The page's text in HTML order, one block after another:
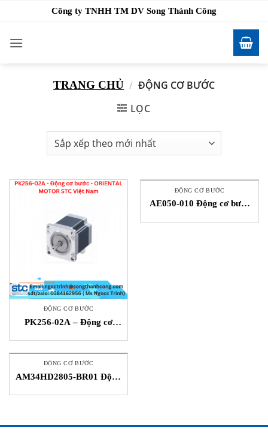
nội
dung
Công ty TNHH TM DV Song Thành Công
TRANG CHỦ / ĐỘNG CƠ BƯỚC
LỌC
ĐỘNG CƠ BƯỚC
PK256-02A – Động cơ
ĐỘNG CƠ BƯỚC
AE050-010 Động cơ bước
ĐỘNG CƠ BƯỚC
AM34HD2805-BR01 Động